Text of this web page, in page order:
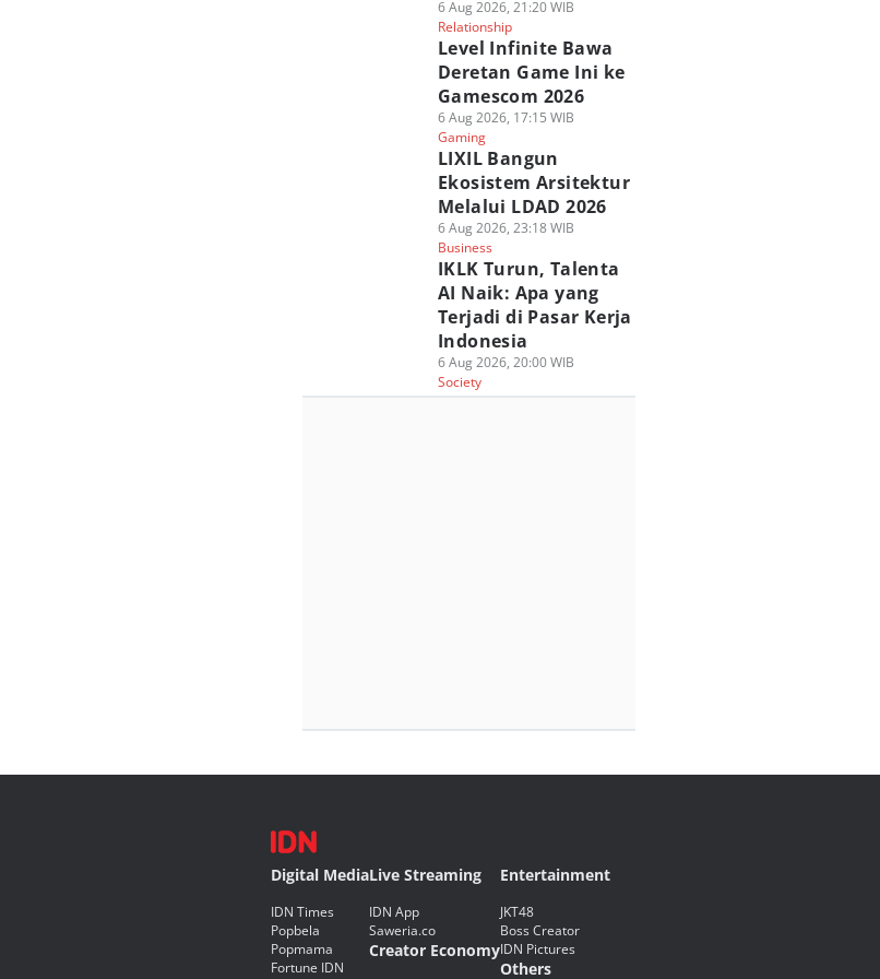
6 Aug 2026, 21:20 WIB
Relationship
Level Infinite Bawa
Deretan Game Ini ke
Gamescom 2026
6 Aug 2026, 17:15 WIB
Gaming
LIXIL Bangun
Ekosistem Arsitektur
Melalui LDAD 2026
6 Aug 2026, 23:18 WIB
Business
IKLK Turun, Talenta
AI Naik: Apa yang
Terjadi di Pasar Kerja
Indonesia
6 Aug 2026, 20:00 WIB
Society
Digital Media
IDN Times
Popbela
Popmama
Fortune IDN
Live Streaming
IDN App
Saweria.co
Creator Economy
Entertainment
JKT48
Boss Creator
IDN Pictures
Others